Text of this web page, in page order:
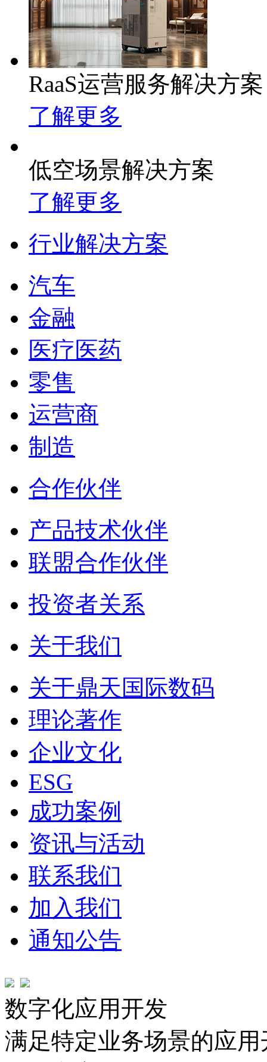
RaaS运营服务解决方案
了解更多
低空场景解决方案
了解更多
行业解决方案
汽车
金融
医疗医药
零售
运营商
制造
合作伙伴
产品技术伙伴
联盟合作伙伴
投资者关系
关于我们
关于鼎天国际数码
理论著作
企业文化
ESG
成功案例
资讯与活动
联系我们
加入我们
通知公告
数字化应用开发
满足特定业务场景的应